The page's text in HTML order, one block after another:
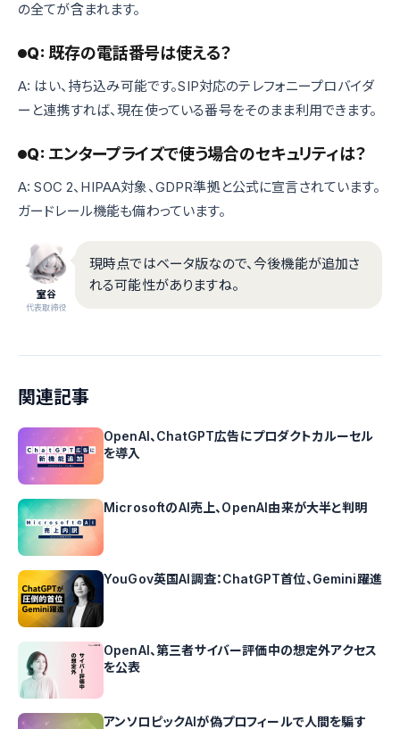
の全てが含まれます。
Q: 既存の電話番号は使える？
A: はい、持ち込み可能です。SIP対応のテレフォニープロバイダ
ーと連携すれば、現在使っている番号をそのまま利用できます。
Q: エンタープライズで使う場合のセキュリティは？
A: SOC 2、HIPAA対象、GDPR準拠と公式に宣言されています。
ガードレール機能も備わっています。
室谷
代表取締役
現時点ではベータ版なので、今後機能が追加さ
れる可能性がありますね。
関連記事
OpenAI、ChatGPT広告にプロダクトカルーセル
を導入
MicrosoftのAI売上、OpenAI由来が大半と判明
YouGov英国AI調査：ChatGPT首位、Gemini躍進
OpenAI、第三者サイバー評価中の想定外アクセス
を公表
アンソロピックAIが偽プロフィールで人間を騙す